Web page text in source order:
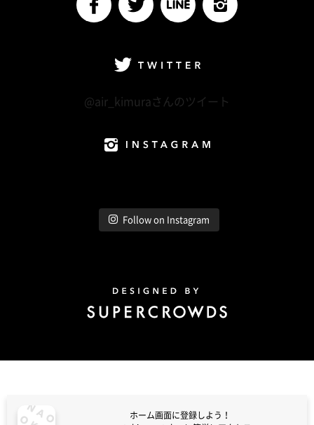
@air_kimuraさんのツイート
Follow on Instagram
ホーム画面に登録しよう！